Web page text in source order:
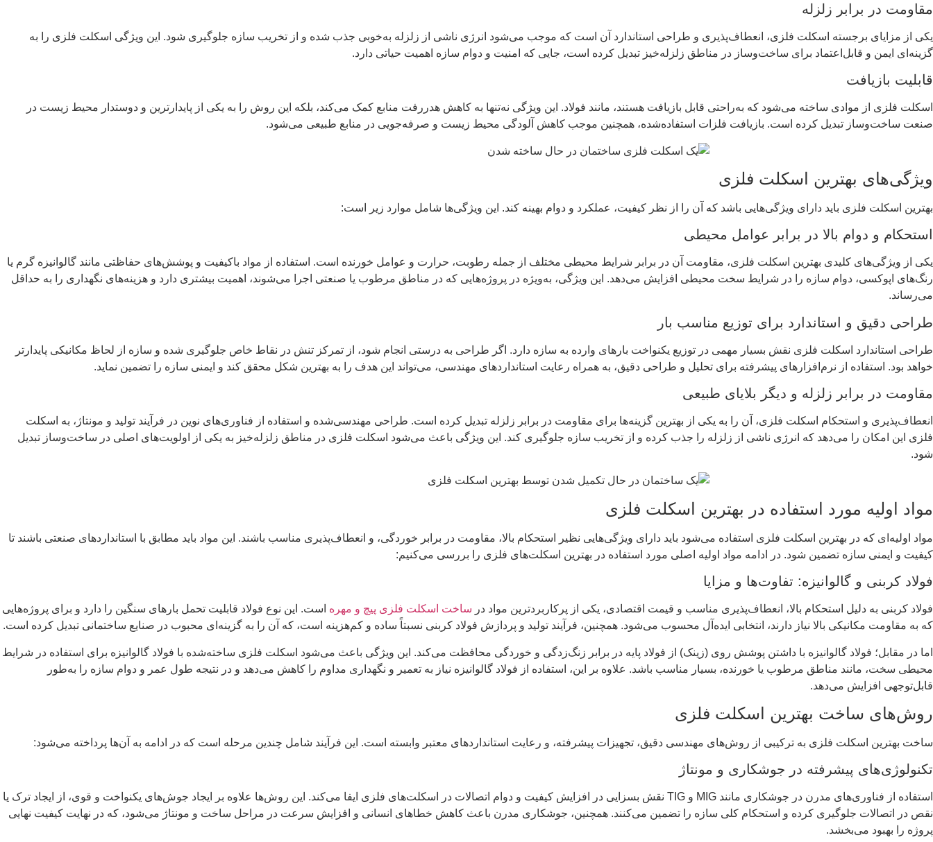
مقاومت در برابر زلزله
یکی از مزایای برجسته اسکلت فلزی، انعطاف‌پذیری و طراحی استاندارد آن است که موجب می‌شود انرژی ناشی از زلزله به‌خوبی جذب شده و از تخریب سازه جلوگیری شود. این ویژگی اسکلت فلزی را به
گزینه‌ای ایمن و قابل‌اعتماد برای ساخت‌وساز در مناطق زلزله‌خیز تبدیل کرده است، جایی که امنیت و دوام سازه اهمیت حیاتی دارد.
قابلیت بازیافت
اسکلت فلزی از موادی ساخته می‌شود که به‌راحتی قابل بازیافت هستند، مانند فولاد. این ویژگی نه‌تنها به کاهش هدررفت منابع کمک می‌کند، بلکه این روش را به یکی از پایدارترین و دوستدار محیط زیست در
صنعت ساخت‌وساز تبدیل کرده است. بازیافت فلزات استفاده‌شده، همچنین موجب کاهش آلودگی محیط زیست و صرفه‌جویی در منابع طبیعی می‌شود.
ویژگی‌های بهترین اسکلت فلزی
بهترین اسکلت فلزی باید دارای ویژگی‌هایی باشد که آن را از نظر کیفیت، عملکرد و دوام بهینه کند. این ویژگی‌ها شامل موارد زیر است:
استحکام و دوام بالا در برابر عوامل محیطی
یکی از ویژگی‌های کلیدی بهترین اسکلت فلزی، مقاومت آن در برابر شرایط محیطی مختلف از جمله رطوبت، حرارت و عوامل خورنده است. استفاده از مواد باکیفیت و پوشش‌های حفاظتی مانند گالوانیزه گرم یا
رنگ‌های اپوکسی، دوام سازه را در شرایط سخت محیطی افزایش می‌دهد. این ویژگی، به‌ویژه در پروژه‌هایی که در مناطق مرطوب یا صنعتی اجرا می‌شوند، اهمیت بیشتری دارد و هزینه‌های نگهداری را به حداقل
می‌رساند.
طراحی دقیق و استاندارد برای توزیع مناسب بار
طراحی استاندارد اسکلت فلزی نقش بسیار مهمی در توزیع یکنواخت بارهای وارده به سازه دارد. اگر طراحی به درستی انجام شود، از تمرکز تنش در نقاط خاص جلوگیری شده و سازه از لحاظ مکانیکی پایدارتر
خواهد بود. استفاده از نرم‌افزارهای پیشرفته برای تحلیل و طراحی دقیق، به همراه رعایت استانداردهای مهندسی، می‌تواند این هدف را به بهترین شکل محقق کند و ایمنی سازه را تضمین نماید.
مقاومت در برابر زلزله و دیگر بلایای طبیعی
انعطاف‌پذیری و استحکام اسکلت فلزی، آن را به یکی از بهترین گزینه‌ها برای مقاومت در برابر زلزله تبدیل کرده است. طراحی مهندسی‌شده و استفاده از فناوری‌های نوین در فرآیند تولید و مونتاژ، به اسکلت
فلزی این امکان را می‌دهد که انرژی ناشی از زلزله را جذب کرده و از تخریب سازه جلوگیری کند. این ویژگی باعث می‌شود اسکلت فلزی در مناطق زلزله‌خیز به یکی از اولویت‌های اصلی در ساخت‌وساز تبدیل
شود.
مواد اولیه مورد استفاده در بهترین اسکلت فلزی
مواد اولیه‌ای که در بهترین اسکلت فلزی استفاده می‌شود باید دارای ویژگی‌هایی نظیر استحکام بالا، مقاومت در برابر خوردگی، و انعطاف‌پذیری مناسب باشند. این مواد باید مطابق با استانداردهای صنعتی باشند تا
کیفیت و ایمنی سازه تضمین شود. در ادامه مواد اولیه اصلی مورد استفاده در بهترین اسکلت‌های فلزی را بررسی می‌کنیم:
فولاد کربنی و گالوانیزه: تفاوت‌ها و مزایا
فولاد کربنی به دلیل استحکام بالا، انعطاف‌پذیری مناسب و قیمت اقتصادی، یکی از پرکاربردترین مواد در ساخت اسکلت فلزی پیچ و مهره است. این نوع فولاد قابلیت تحمل بارهای سنگین را دارد و برای پروژه‌هایی
که به مقاومت مکانیکی بالا نیاز دارند، انتخابی ایده‌آل محسوب می‌شود. همچنین، فرآیند تولید و پردازش فولاد کربنی نسبتاً ساده و کم‌هزینه است، که آن را به گزینه‌ای محبوب در صنایع ساختمانی تبدیل کرده است.
اما در مقابل؛ فولاد گالوانیزه با داشتن پوشش روی (زینک) از فولاد پایه در برابر زنگ‌زدگی و خوردگی محافظت می‌کند. این ویژگی باعث می‌شود اسکلت فلزی ساخته‌شده با فولاد گالوانیزه برای استفاده در شرایط
محیطی سخت، مانند مناطق مرطوب یا خورنده، بسیار مناسب باشد. علاوه بر این، استفاده از فولاد گالوانیزه نیاز به تعمیر و نگهداری مداوم را کاهش می‌دهد و در نتیجه طول عمر و دوام سازه را به‌طور
قابل‌توجهی افزایش می‌دهد.
روش‌های ساخت بهترین اسکلت فلزی
ساخت بهترین اسکلت فلزی به ترکیبی از روش‌های مهندسی دقیق، تجهیزات پیشرفته، و رعایت استانداردهای معتبر وابسته است. این فرآیند شامل چندین مرحله است که در ادامه به آن‌ها پرداخته می‌شود:
تکنولوژی‌های پیشرفته در جوشکاری و مونتاژ
استفاده از فناوری‌های مدرن در جوشکاری مانند MIG و TIG نقش بسزایی در افزایش کیفیت و دوام اتصالات در اسکلت‌های فلزی ایفا می‌کند. این روش‌ها علاوه بر ایجاد جوش‌های یکنواخت و قوی، از ایجاد ترک یا
نقص در اتصالات جلوگیری کرده و استحکام کلی سازه را تضمین می‌کنند. همچنین، جوشکاری مدرن باعث کاهش خطاهای انسانی و افزایش سرعت در مراحل ساخت و مونتاژ می‌شود، که در نهایت کیفیت نهایی
پروژه را بهبود می‌بخشد.